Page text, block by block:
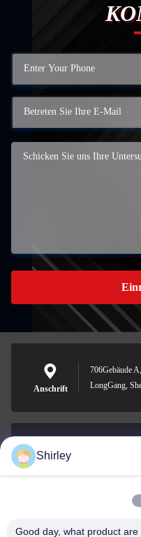
Anschrift
706Gebäude
LongGang,
E-Mail-Adresse
Shirley
Good day, what product